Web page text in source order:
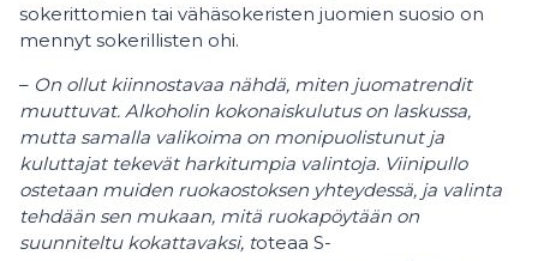
sokerittomien tai vähäsokeristen juomien suosio on
mennyt sokerillisten ohi.
– On ollut kiinnostavaa nähdä, miten juomatrendit
muuttuvat. Alkoholin kokonaiskulutus on laskussa,
mutta samalla valikoima on monipuolistunut ja
kuluttajat tekevät harkitumpia valintoja. Viinipullo
ostetaan muiden ruokaostoksen yhteydessä, ja valinta
tehdään sen mukaan, mitä ruokapöytään on
suunniteltu kokattavaksi, toteaa S-